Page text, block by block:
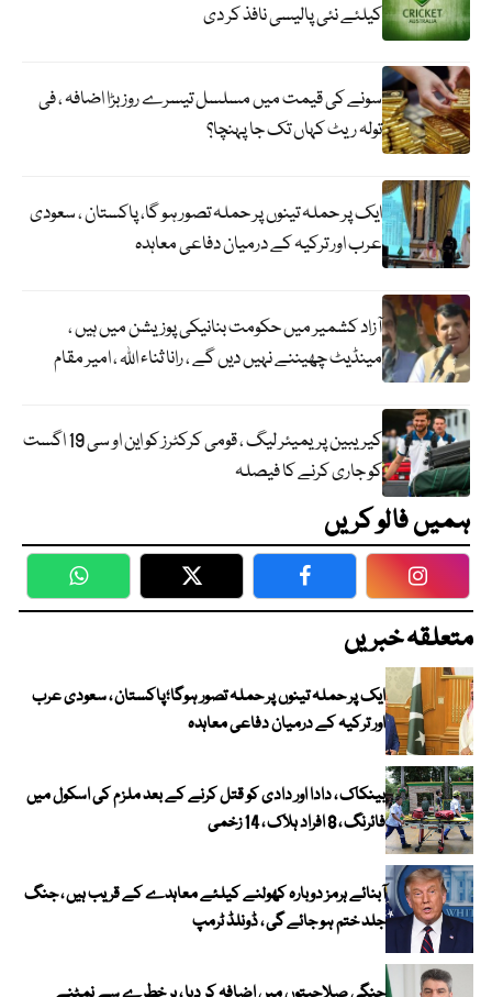
کیلئے نئی پالیسی نافذ کر دی
سونے کی قیمت میں مسلسل تیسرے روز بڑا اضافہ ، فی
تولہ ریٹ کہاں تک جا پہنچا؟
ایک پر حملہ تینوں پر حملہ تصور ہو گا، پاکستان ، سعودی
عرب اور ترکیہ کے درمیان دفاعی معاہدہ
آزاد کشمیر میں حکومت بنانیکی پوزیشن میں ہیں ،
مینڈیٹ چھیننے نہیں دیں گے ، رانا ثناء اللہ ، امیر مقام
کیریبین پریمیئر لیگ ، قومی کرکٹرز کو این او سی 19 اگست
کو جاری کرنے کا فیصلہ
ہمیں فالو کریں
WhatsApp Twitter Facebook
متعلقہ خبریں
ایک پر حملہ تینوں پر حملہ تصور ہوگا؛پاکستان ، سعودی عرب
اور ترکیہ کے درمیان دفاعی معاہدہ
بینکاک ، دادا اور دادی کو قتل کرنے کے بعد ملزم کی اسکول میں
فائرنگ ، 8 افراد ہلاک ، 14 زخمی
آبنائے ہرمز دوبارہ کھولنے کیلئے معاہدے کے قریب ہیں ، جنگ
جلد ختم ہو جائے گی ، ڈونلڈ ٹرمپ